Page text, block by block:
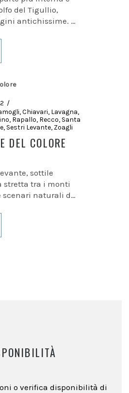
del Tigullio,
antichissime. I
da Ra palù
Numerose
del
,Chiavari, Lavagna,
, Rapallo, Recco, Santa
, Sestri Levante, Zoagli
DEL COLORE
sottile
stretta tra i monti
scenari naturali di
questo
contribuito nel
o verifica disponibilità di